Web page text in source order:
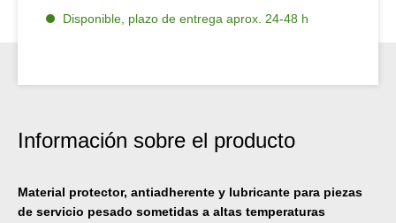
Disponible, plazo de entrega aprox. 24-48 h
Información sobre el producto
Material protector, antiadherente y lubricante para piezas
de servicio pesado sometidas a altas temperaturas